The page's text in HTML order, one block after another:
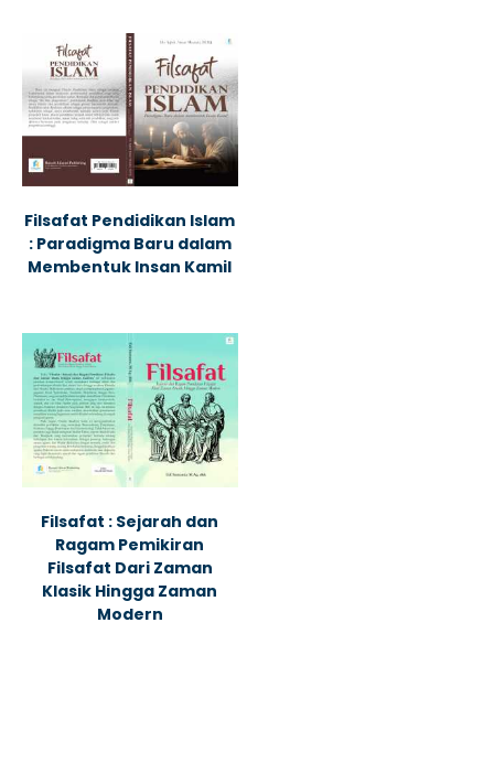
Filsafat Pendidikan Islam
: Paradigma Baru dalam
Membentuk Insan Kamil
Filsafat : Sejarah dan
Ragam Pemikiran
Filsafat Dari Zaman
Klasik Hingga Zaman
Modern